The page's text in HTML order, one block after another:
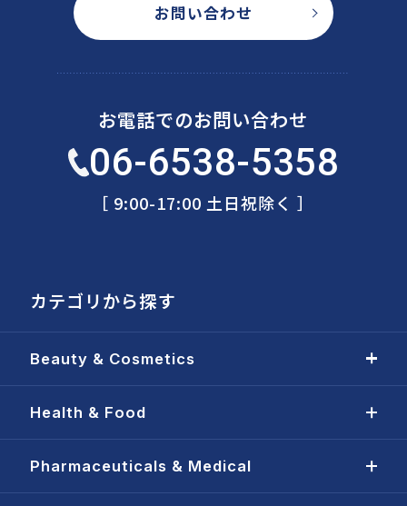
お問い合わせ
お電話でのお問い合わせ
06-6538-5358
［ 9:00-17:00 土日祝除く ］
カテゴリから探す
Beauty & Cosmetics
Health & Food
Pharmaceuticals & Medical